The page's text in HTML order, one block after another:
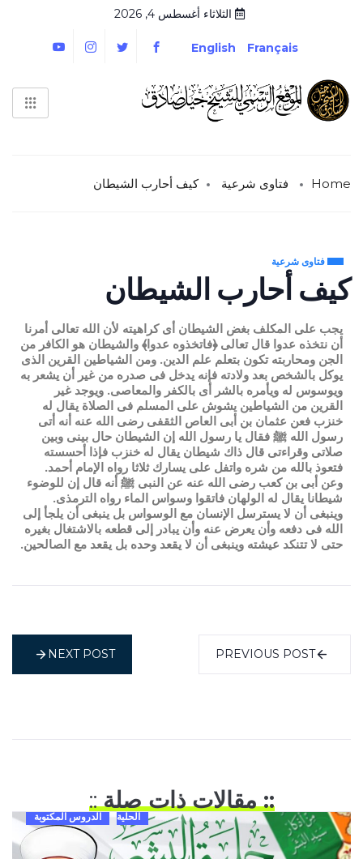
الثلاثاء أغسطس 4, 2026
Français
English
Home فتاوى شرعية كيف أحارب الشيطان
فتاوى شرعية
كيف أحارب الشيطان
يجب على المكلف بغض الشيطان أى كراهيته لأن الله تعالى أمرنا
أن نتخذه عدوا قال تعالى ﴿فاتخذوه عدوا﴾ والشيطان هو الكافر من
الجن ومحاربته تكون بتعلم علم الدين. ومن الشياطين القرين الذى
يوكل بالشخص بعد ولادته فإنه يدخل فى صدره من غير أن يشعر به
ويوسوس له ويأمره بالشر أى بالكفر والمعاصى. ويوجد غير
القرين من الشياطين يشوش على المسلم فى الصلاة يقال له
خنزب فعن عثمان بن أبى العاص الثقفى رضى الله عنه أنه أتى
رسول الله ﷺ فقال يا رسول الله إن الشيطان حال بينى وبين
صلاتى وقراءتى قال ذاك شيطان يقال له خنزب فإذا أحسسته
فتعوذ بالله من شره واتفل على يسارك ثلاثا رواه الإمام أحمد.
وعن أبى بن كعب رضى الله عنه عن النبى ﷺ أنه قال إن للوضوء
شيطانا يقال له الولهان فاتقوا وسواس الماء رواه الترمذى.
وينبغى أن لا يسترسل الإنسان مع الوسواس بل ينبغى أن يلجأ إلى
الله فى دفعه وأن يعرض عنه وأن يبادر إلى قطعه بالاشتغال بغيره
حتى لا تتنكد عيشته وينبغى أن لا يقعد وحده بل يقعد مع الصالحين.
PREVIOUS POST
NEXT POST
:: مقالات ذات صلة::
الحلية الدروس المكتوبة